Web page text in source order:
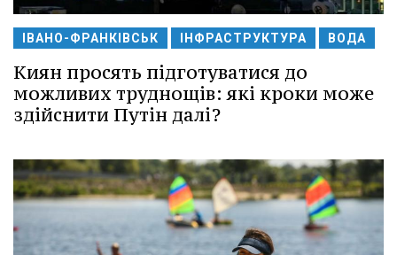
ІВАНО-ФРАНКІВСЬК ІНФРАСТРУКТУРА ВОДА
Киян просять підготуватися до
можливих труднощів: які кроки може
здійснити Путін далі?